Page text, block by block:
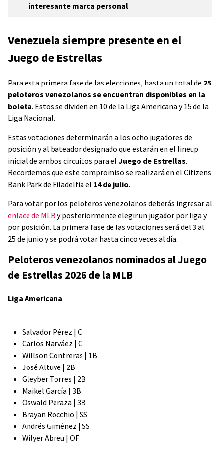
interesante marca personal
Venezuela siempre presente en el
Juego de Estrellas
Para esta primera fase de las elecciones, hasta un total de 25
peloteros venezolanos se encuentran disponibles en la
boleta. Estos se dividen en 10 de la Liga Americana y 15 de la
Liga Nacional.
Estas votaciones determinarán a los ocho jugadores de
posición y al bateador designado que estarán en el lineup
inicial de ambos circuitos para el Juego de Estrellas.
Recordemos que este compromiso se realizará en el Citizens
Bank Park de Filadelfia el 14 de julio.
Para votar por los peloteros venezolanos deberás ingresar al
enlace de MLB y posteriormente elegir un jugador por liga y
por posición. La primera fase de las votaciones será del 3 al
25 de junio y se podrá votar hasta cinco veces al día.
Peloteros venezolanos nominados al Juego
de Estrellas 2026 de la MLB
Liga Americana
Salvador Pérez | C
Carlos Narváez | C
Willson Contreras | 1B
José Altuve | 2B
Gleyber Torres | 2B
Maikel García | 3B
Oswald Peraza | 3B
Brayan Rocchio | SS
Andrés Giménez | SS
Wilyer Abreu | OF